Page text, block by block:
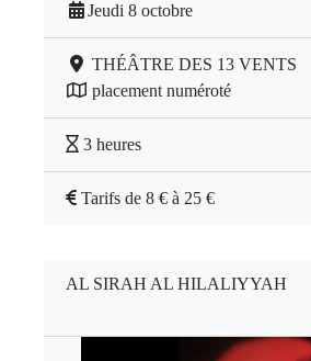
Jeudi 8 octobre
THÉÂTRE DES 13 VENTS
placement numéroté
3 heures
Tarifs de 8 € à 25 €
AL SIRAH AL HILALIYYAH